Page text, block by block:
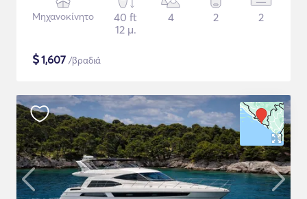
Μηχανοκίνητο
40 ft
12 μ.
4 2 2
$1,607 /βραδιά